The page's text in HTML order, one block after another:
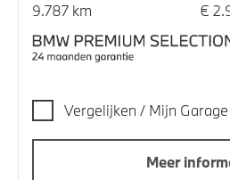
9.787 km €
Vergelijken / Mijn Garage
Meer